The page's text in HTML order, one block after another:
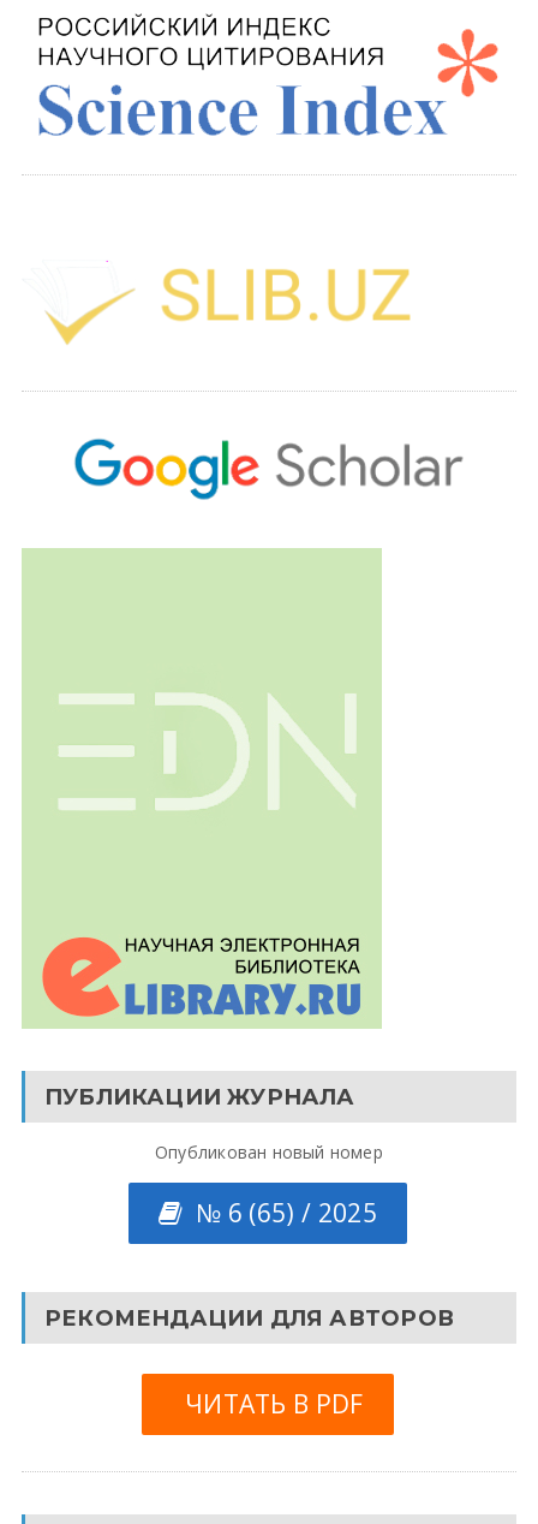
ПУБЛИКАЦИИ ЖУРНАЛА
Опубликован новый номер
№ 6 (65) / 2025
РЕКОМЕНДАЦИИ ДЛЯ АВТОРОВ
ЧИТАТЬ В PDF